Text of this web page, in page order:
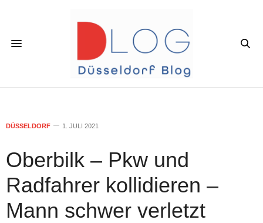
DÜSSELDORF 1. JULI 2021
Oberbilk – Pkw und
Radfahrer kollidieren –
Mann schwer verletzt